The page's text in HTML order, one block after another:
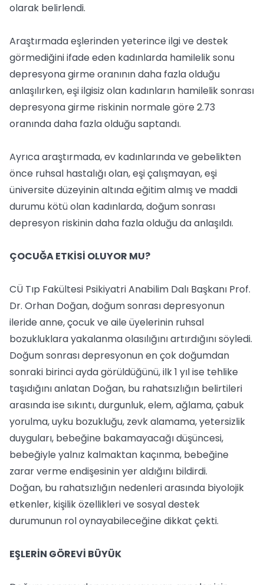
olarak belirlendi.
Araştırmada eşlerinden yeterince ilgi ve destek
görmediğini ifade eden kadınlarda hamilelik sonu
depresyona girme oranının daha fazla olduğu
anlaşılırken, eşi ilgisiz olan kadınların hamilelik sonrası
depresyona girme riskinin normale göre 2.73
oranında daha fazla olduğu saptandı.
Ayrıca araştırmada, ev kadınlarında ve gebelikten
önce ruhsal hastalığı olan, eşi çalışmayan, eşi
üniversite düzeyinin altında eğitim almış ve maddi
durumu kötü olan kadınlarda, doğum sonrası
depresyon riskinin daha fazla olduğu da anlaşıldı.
ÇOCUĞA ETKİSİ OLUYOR MU?
CÜ Tıp Fakültesi Psikiyatri Anabilim Dalı Başkanı Prof.
Dr. Orhan Doğan, doğum sonrası depresyonun
ileride anne, çocuk ve aile üyelerinin ruhsal
bozukluklara yakalanma olasılığını artırdığını söyledi.
Doğum sonrası depresyonun en çok doğumdan
sonraki birinci ayda görüldüğünü, ilk 1 yıl ise tehlike
taşıdığını anlatan Doğan, bu rahatsızlığın belirtileri
arasında ise sıkıntı, durgunluk, elem, ağlama, çabuk
yorulma, uyku bozukluğu, zevk alamama, yetersizlik
duyguları, bebeğine bakamayacağı düşüncesi,
bebeğiyle yalnız kalmaktan kaçınma, bebeğine
zarar verme endişesinin yer aldığını bildirdi.
Doğan, bu rahatsızlığın nedenleri arasında biyolojik
etkenler, kişilik özellikleri ve sosyal destek
durumunun rol oynayabileceğine dikkat çekti.
EŞLERİN GÖREVİ BÜYÜK